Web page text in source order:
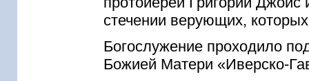
стечении верующих,
Богослужение проходило
Божией Матери «Иверско-